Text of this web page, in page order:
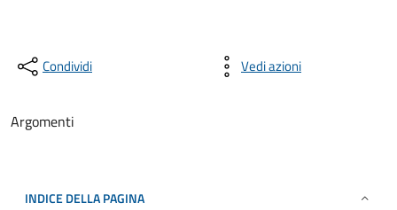
Condividi Vedi azioni
Argomenti
INDICE DELLA PAGINA